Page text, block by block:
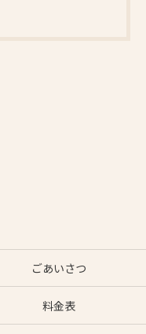
ごあいさつ
料金表